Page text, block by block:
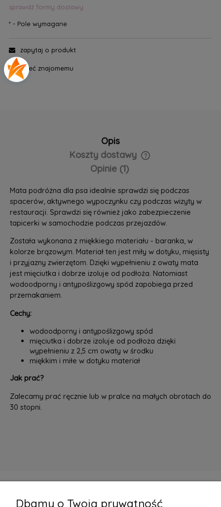
sprawdź formy dostawy
*- Pole wymagane
zapytaj o produkt
poleć znajomemu
Opis
Koszty dostawy
Opinie (1)
Mata podróżna dla psa idealnie sprawdzi się podczas
spacerów, aktywnego wypoczynku czy podczas wizyty w
restauracji. Sprawdzi się również jako zabezpieczenie
tapicerki w samochodzie podczas przejazdów.
Została wykonana z miękkiego materiału - baranka, w
kolorze brązowym. Materiał ten jest miły w dotyku, mięsisty
i przyjazny zwierzętom. Dzięki wypełnieniu z owaty mata
jest mięciutka i dobrze izoluje od podłoża. Natomiast
wodoodporny i antypoślizgowy spód zapobiega przed
przemakaniem.
Cechy:
wodoodporny i antypoślizgowy spód
mięciutka i dobrze izoluje od podłoża dzięki
wypełnieniu z 2,5 cm owaty w środku
miękkim i miłe w dotyku materiał
Jak prać?
Zalecamy prać ręcznie lub w pralce na małych obrotach do
30 stopni.
Dbamy o Twoją prywatność